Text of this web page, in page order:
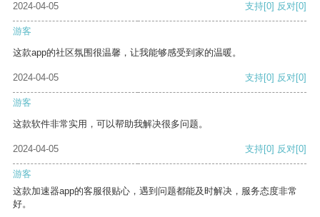
2024-04-05
支持[0] 反对[0]
游客
这款app的社区氛围很温馨，让我能够感受到家的温暖。
2024-04-05 支持[0] 反对[0]
游客
这款软件非常实用，可以帮助我解决很多问题。
2024-04-05 支持[0] 反对[0]
游客
这款加速器app的客服很贴心，遇到问题都能及时解决，服务态度非常
好。